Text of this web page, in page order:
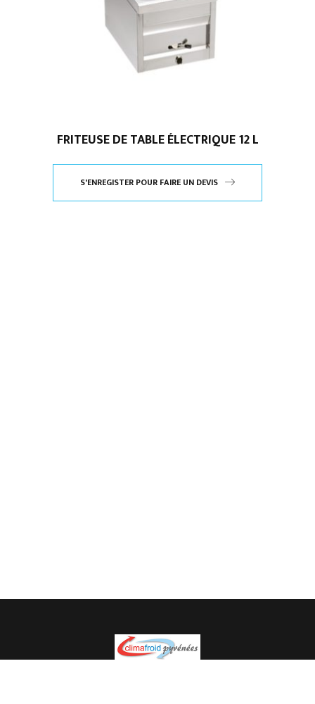
FRITEUSE DE TABLE ÉLECTRIQUE 12 L
S'ENREGISTER POUR FAIRE UN DEVIS